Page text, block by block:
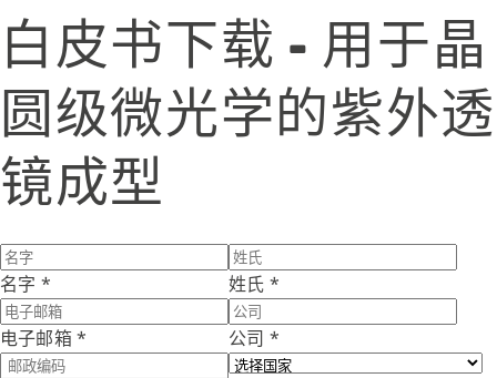
白皮书下载 - 用于晶
圆级微光学的紫外透
镜成型
名字 * 姓氏 *
电子邮箱* 公司 *